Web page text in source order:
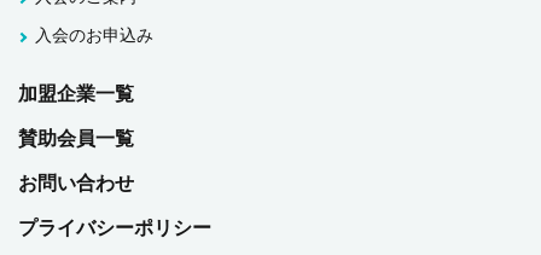
入会のお申込み
加盟企業一覧
賛助会員一覧
お問い合わせ
プライバシーポリシー